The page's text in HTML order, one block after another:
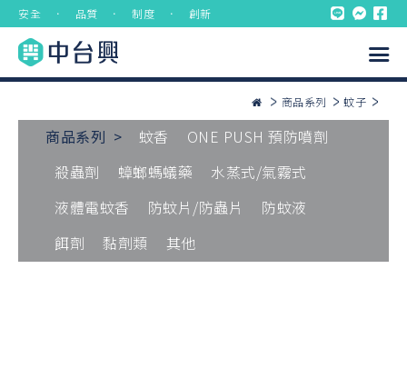
安全 ． 品質 ． 制度 ． 創新
商品系列 蚊子
商品系列 > 蚊香
ONE PUSH 預防噴劑
殺蟲劑
蟑螂螞蟻藥
水蒸式/氣霧式
液體電蚊香
防蚊片/防蟲片
防蚊液
餌劑
黏劑類 其他